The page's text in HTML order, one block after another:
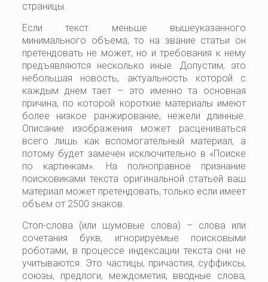
страницы.
Если текст меньше вышеуказанного
минимального объема, то на звание статьи он
претендовать не может, но и требования к нему
предъявляются несколько иные. Допустим, это
небольшая новость, актуальность которой с
каждым днем тает – это именно та основная
причина, по которой короткие материалы имеют
более низкое ранжирование, нежели длинные.
Описание изображения может расцениваться
всего лишь как вспомогательный материал, а
потому будет замечен исключительно в «Поиске
по картинкам». На полноправное признание
поисковиками текста оригинальной статьей ваш
материал может претендовать, только если имеет
объем от 2500 знаков.
Стоп-слова (или шумовые слова) – слова или
сочетания букв, игнорируемые поисковыми
роботами, в процессе индексации текста они не
учитываются. Это частицы, причастия, суффиксы,
союзы, предлоги, междометия, вводные слова,